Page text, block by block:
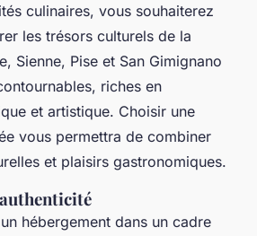
culinaires, vous souhaiterez
les trésors culturels de la
Sienne, Pise et San Gimignano
riches en
et artistique. Choisir une
vous permettra de combiner
et plaisirs gastronomiques.
hébergement dans un cadre